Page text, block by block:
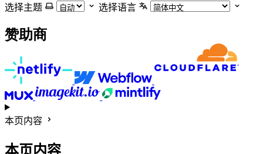
选择主题
选择语言
赞助商
本页内容
本页内容